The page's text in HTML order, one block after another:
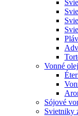
Vonné
Sójové
Svietniky